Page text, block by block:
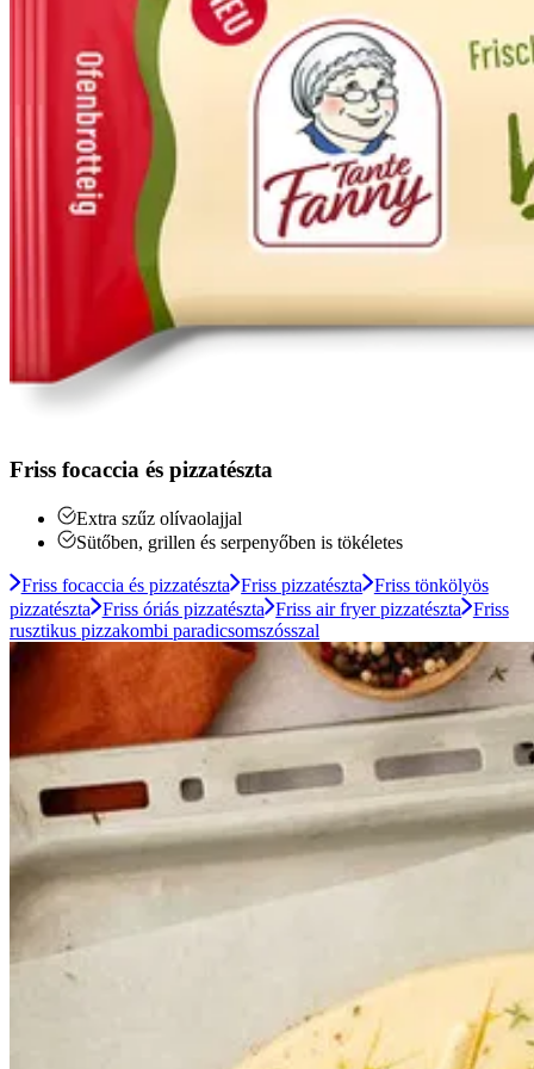
Friss focaccia és pizzatészta
Extra szűz olívaolajjal
Sütőben, grillen és serpenyőben is tökéletes
Friss focaccia és pizzatészta Friss pizzatészta Friss tönkölyös
pizzatészta
Friss óriás pizzatészta Friss air fryer pizzatészta Friss
rusztikus pizzakombi paradicsomszósszal